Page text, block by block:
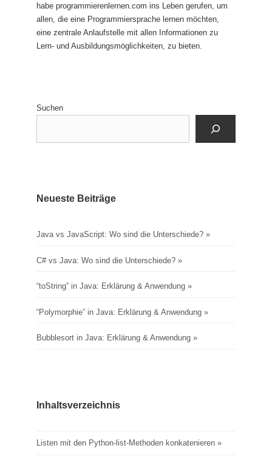
habe programmierenlernen.com ins Leben gerufen, um
allen, die eine Programmiersprache lernen möchten,
eine zentrale Anlaufstelle mit allen Informationen zu
Lern- und Ausbildungsmöglichkeiten, zu bieten.
Suchen
Neueste Beiträge
Java vs JavaScript: Wo sind die Unterschiede?
C# vs Java: Wo sind die Unterschiede?
“toString” in Java: Erklärung & Anwendung
“Polymorphie” in Java: Erklärung & Anwendung
Bubblesort in Java: Erklärung & Anwendung
Inhaltsverzeichnis
Listen mit den Python-list-Methoden konkatenieren